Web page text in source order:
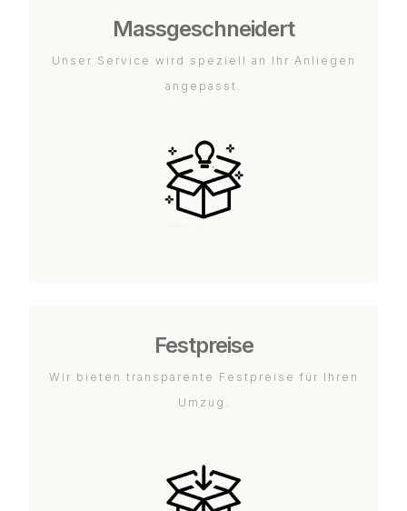
Massgeschneidert
Unser Service wird speziell an Ihr Anliegen
angepasst.
Festpreise
Wir bieten transparente Festpreise für Ihren
Umzug.